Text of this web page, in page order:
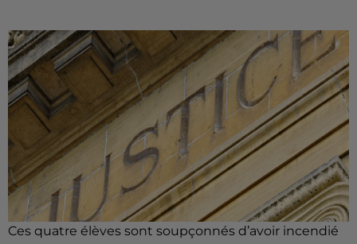
Ces quatre élèves sont soupçonnés d’avoir incendié